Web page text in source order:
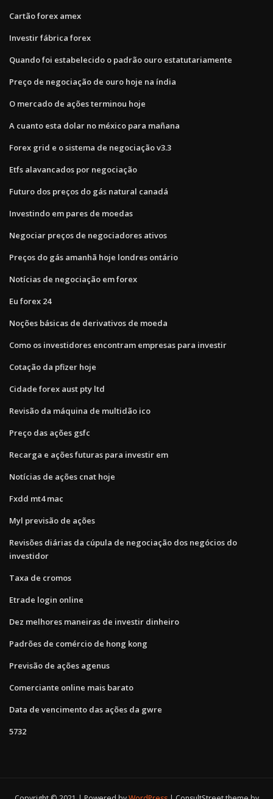
Cartão forex amex
Investir fábrica forex
Quando foi estabelecido o padrão ouro estatutariamente
Preço de negociação de ouro hoje na índia
O mercado de ações terminou hoje
A cuanto esta dolar no méxico para mañana
Forex grid e o sistema de negociação v3.3
Etfs alavancados por negociação
Futuro dos preços do gás natural canadá
Investindo em pares de moedas
Negociar preços de negociadores ativos
Preços do gás amanhã hoje londres ontário
Notícias de negociação em forex
Eu forex 24
Noções básicas de derivativos de moeda
Como os investidores encontram empresas para investir
Cotação da pfizer hoje
Cidade forex aust pty ltd
Revisão da máquina de multidão ico
Preço das ações gsfc
Recarga e ações futuras para investir em
Notícias de ações cnat hoje
Fxdd mt4 mac
Myl previsão de ações
Revisões diárias da cúpula de negociação dos negócios do
investidor
Taxa de cromos
Etrade login online
Dez melhores maneiras de investir dinheiro
Padrões de comércio de hong kong
Previsão de ações agenus
Comerciante online mais barato
Data de vencimento das ações da gwre
5732